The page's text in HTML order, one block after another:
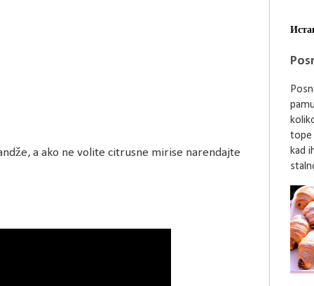
a ako ne volite citrusne mirise narendajte
tope
kad